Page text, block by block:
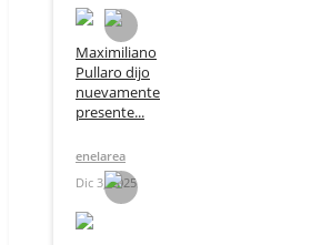
Maximiliano
Pullaro dijo
nuevamente
presente...
enelarea
Dic 3, 2025